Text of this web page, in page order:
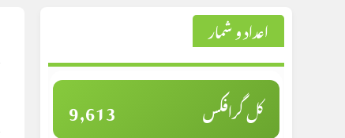
اعداد و شمار
کل گرافکس 9,613